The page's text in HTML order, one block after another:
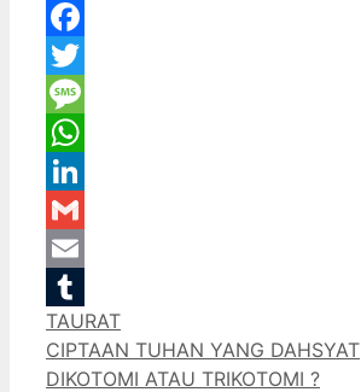
Facebook
Twitter
Message
WhatsApp
LinkedIn
Gmail
Email
Tumblr
Categories
TAURAT
CIPTAAN TUHAN YANG DAHSYAT
DIKOTOMI ATAU TRIKOTOMI ?